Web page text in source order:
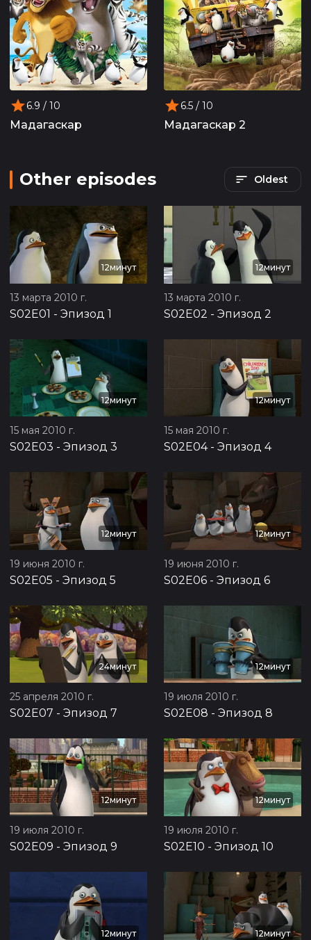
6.9 / 10
Мадагаскар
6.5 / 10
Мадагаскар 2
Other episodes Oldest
12минут
13 марта 2010 г.
S02E01 - Эпизод 1
12минут
13 марта 2010 г.
S02E02 - Эпизод 2
12минут
15 мая 2010 г.
S02E03 - Эпизод 3
12минут
15 мая 2010 г.
S02E04- Эпизод 4
12минут
19 июня 2010 г.
S02E05 - Эпизод 5
12минут
19 июня 2010 г.
S02E06 - Эпизод 6
24минут
25 апреля 2010 г.
S02E07 - Эпизод 7
12минут
19 июля 2010 г.
S02E08 - Эпизод 8
12минут
19 июля 2010 г.
S02E09 - Эпизод 9
12минут
19 июля 2010 г.
S02E10 - Эпизод 10
12минут 12минут